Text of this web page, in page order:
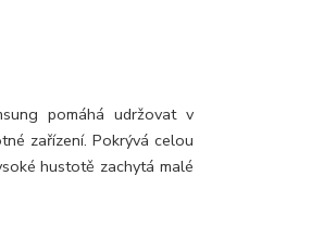
pomáhá udržovat v
zařízení. Pokrývá celou
hustotě zachytá malé